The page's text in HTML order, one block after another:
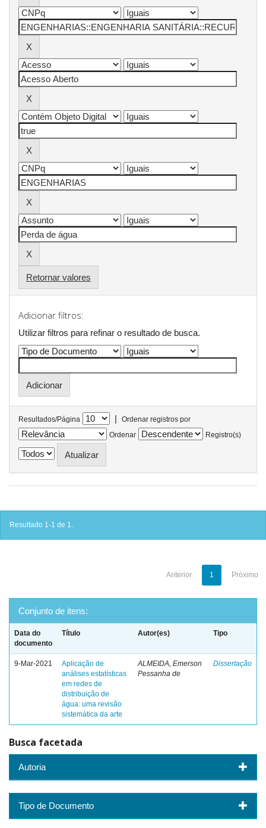
Retornar valores
Adicionar filtros:
Utilizar filtros para refinar o resultado de busca.
Resultados/Página |
Ordenar registros por
Ordenar
Registro(s)
Resultado 1-1 de 1.
Anterior 1 Próximo
Conjunto de itens:
Data do
documento
Título Autor(es) Tipo
9-Mar-2021
Aplicação de
análises estatísticas
em redes de
distribuição de
água: uma revisão
sistemática da arte
ALMEIDA, Emerson
Pessanha de
Dissertação
Busca facetada
Autoria
Tipo de Documento